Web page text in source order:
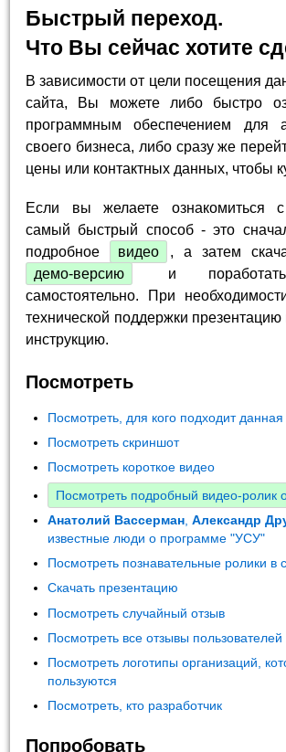
Быстрый переход.
Что Вы сейчас хотите
В зависимости от цели посещения
сайта, Вы можете либо быстро
программным обеспечением для
своего бизнеса, либо сразу же
цены или контактных данных, чтобы
Если вы желаете ознакомиться
самый быстрый способ - это
подробное
видео
, а затем
демо-версию
и
самостоятельно. При
технической поддержки презентацию
инструкцию.
Посмотреть
Посмотреть, для кого подходит
Посмотреть скриншот
Посмотреть короткое видео
Посмотреть подробный видео-ролик
Анатолий Вассерман ,Александр
известные люди о программе "УСУ"
Посмотреть познавательные ролики в
Скачать презентацию
Посмотреть случайный отзыв
Посмотреть все отзывы пользователей
Посмотреть логотипы организаций,
пользуются
Посмотреть, кто разработчик
Попробовать